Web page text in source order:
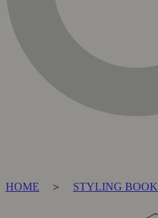
HOME ＞ STYLING BOOK